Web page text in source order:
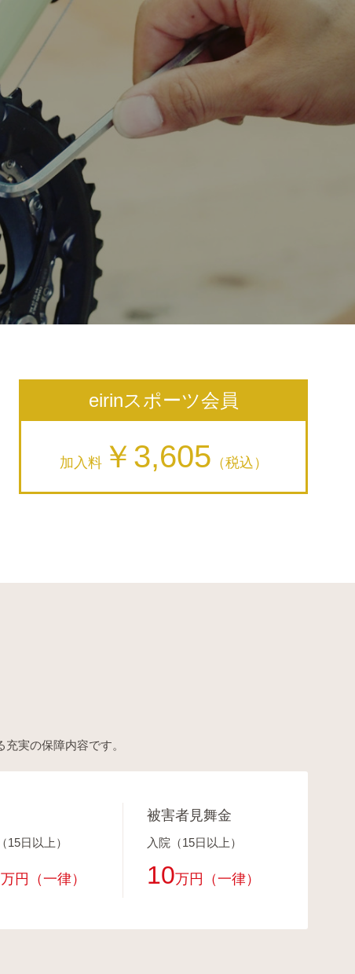
eirinスポーツ会員
加入料￥3,605 （税込）
実の保障内容です。
15日以上）
万円（一律）
被害者見舞金
入院（15日以上）
10万円（一律）